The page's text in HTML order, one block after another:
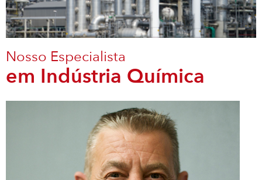
Nosso Especialista
em Indústria Química